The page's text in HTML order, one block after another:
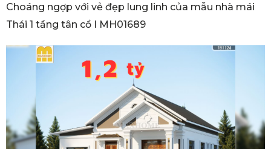
Choáng ngợp với vẻ đẹp lung linh của mẫu nhà mái
Thái 1 tầng tân cổ I MH01689